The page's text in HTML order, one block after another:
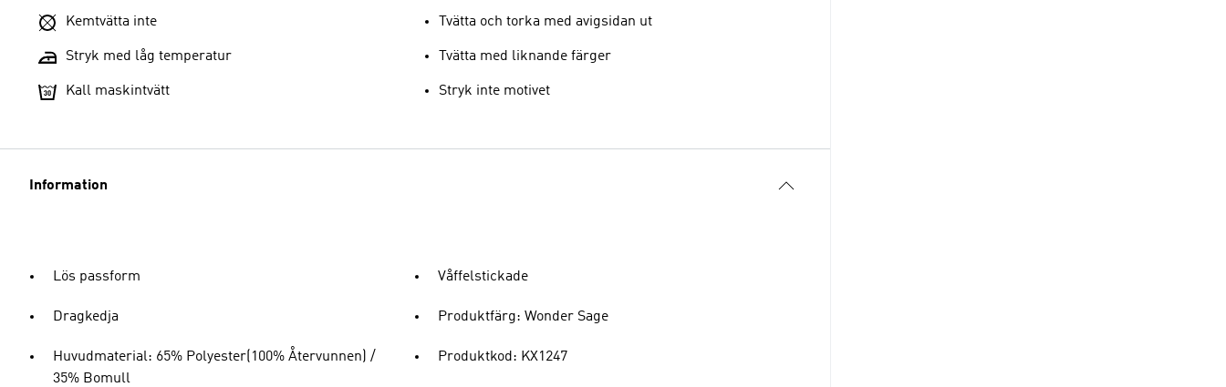
Kemtvätta inte
Stryk med låg temperatur
Kall maskintvätt
Tvätta och torka med avigsidan ut
Tvätta med liknande färger
Stryk inte motivet
Information
Lös passform
Dragkedja
Huvudmaterial: 65% Polyester(100% Återvunnen) /
35% Bomull
Våffelstickade
Produktfärg: Wonder Sage
Produktkod: KX1247